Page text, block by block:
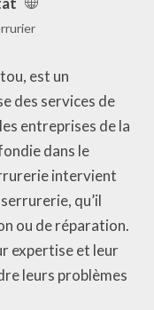
est un
des services de
entreprises de la
dans le
intervient
qu’il
ou de réparation.
expertise et leur
leurs problèmes